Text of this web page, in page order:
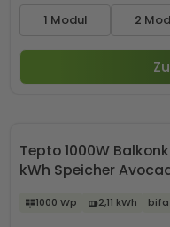
1 Modul 2
Tepto 1000W
kWh Speicher
1000 Wp 2,11 kWh